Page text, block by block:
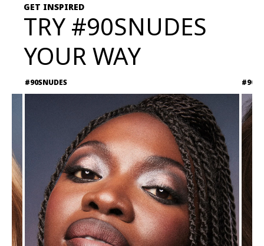
GET INSPIRED
TRY #90SNUDES
YOUR WAY
#90SNUDES